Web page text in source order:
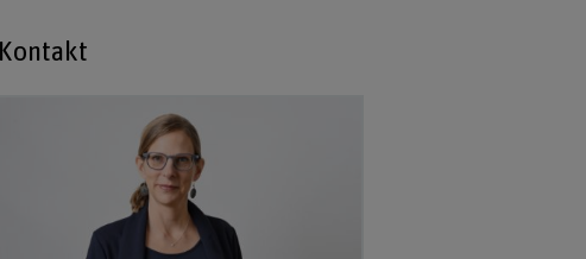
Kontakt